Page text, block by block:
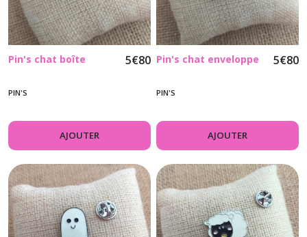
Pin's chat boîte 5€80
PIN'S
AJOUTER
Pin's chat enveloppe 5€80
PIN'S
AJOUTER